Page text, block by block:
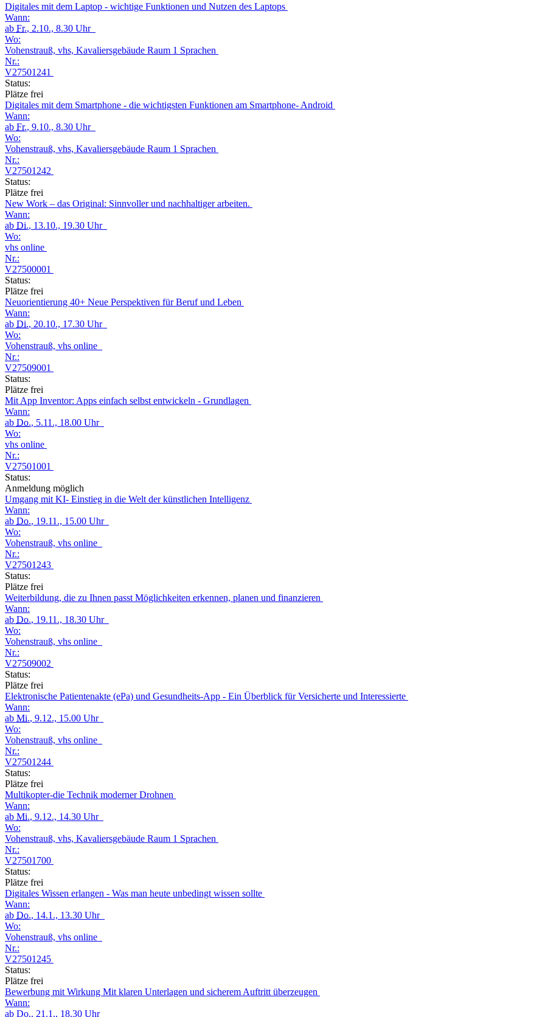
Digitales mit dem Laptop - wichtige Funktionen und Nutzen des Laptops
Wann:
ab Fr., 2.10., 8.30 Uhr
Wo:
Vohenstrauß, vhs, Kavaliersgebäude Raum 1 Sprachen
Nr.:
V27501241
Status:
Plätze frei
Digitales mit dem Smartphone - die wichtigsten Funktionen am Smartphone- Android
Wann:
ab Fr., 9.10., 8.30 Uhr
Wo:
Vohenstrauß, vhs, Kavaliersgebäude Raum 1 Sprachen
Nr.:
V27501242
Status:
Plätze frei
New Work – das Original: Sinnvoller und nachhaltiger arbeiten.
Wann:
ab Di., 13.10., 19.30 Uhr
Wo:
vhs online
Nr.:
V27500001
Status:
Plätze frei
Neuorientierung 40+ Neue Perspektiven für Beruf und Leben
Wann:
ab Di., 20.10., 17.30 Uhr
Wo:
Vohenstrauß, vhs online
Nr.:
V27509001
Status:
Plätze frei
Mit App Inventor: Apps einfach selbst entwickeln - Grundlagen
Wann:
ab Do., 5.11., 18.00 Uhr
Wo:
vhs online
Nr.:
V27501001
Status:
Anmeldung möglich
Umgang mit KI- Einstieg in die Welt der künstlichen Intelligenz
Wann:
ab Do., 19.11., 15.00 Uhr
Wo:
Vohenstrauß, vhs online
Nr.:
V27501243
Status:
Plätze frei
Weiterbildung, die zu Ihnen passt Möglichkeiten erkennen, planen und finanzieren
Wann:
ab Do., 19.11., 18.30 Uhr
Wo:
Vohenstrauß, vhs online
Nr.:
V27509002
Status:
Plätze frei
Elektronische Patientenakte (ePa) und Gesundheits-App - Ein Überblick für Versicherte und Interessierte
Wann:
ab Mi., 9.12., 15.00 Uhr
Wo:
Vohenstrauß, vhs online
Nr.:
V27501244
Status:
Plätze frei
Multikopter-die Technik moderner Drohnen
Wann:
ab Mi., 9.12., 14.30 Uhr
Wo:
Vohenstrauß, vhs, Kavaliersgebäude Raum 1 Sprachen
Nr.:
V27501700
Status:
Plätze frei
Digitales Wissen erlangen - Was man heute unbedingt wissen sollte
Wann:
ab Do., 14.1., 13.30 Uhr
Wo:
Vohenstrauß, vhs online
Nr.:
V27501245
Status:
Plätze frei
Bewerbung mit Wirkung Mit klaren Unterlagen und sicherem Auftritt überzeugen
Wann:
ab Do., 21.1., 18.30 Uhr